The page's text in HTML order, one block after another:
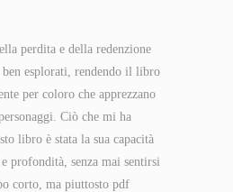
perdita e della redenzione
ben esplorati, rendendo il libro
per coloro che apprezzano
Ciò che mi ha
libro è stata la sua capacità
profondità, senza mai sentirsi
corto, ma piuttosto pdf